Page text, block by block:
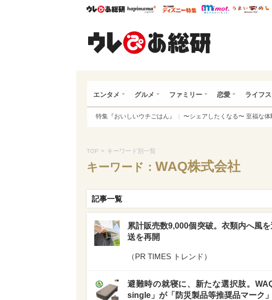
ウレぴあ総研ハピママ* ウレぴあ総研 ディ
mimot.
エンタメ グルメ ファミリー 恋愛 ライフ
特集『おいしいウチごはん』 〜シェアしたくなる〜 至福な
TOP > キーワード別一覧
キーワード： WAQ株式会社
記事一覧
累計販売数9,000個突破。衣類内へ風
送を再開
（PR TIMES トレンド ）
避難時の就寝に、新たな選択肢。
single」が「防災製品等推奨品マーク